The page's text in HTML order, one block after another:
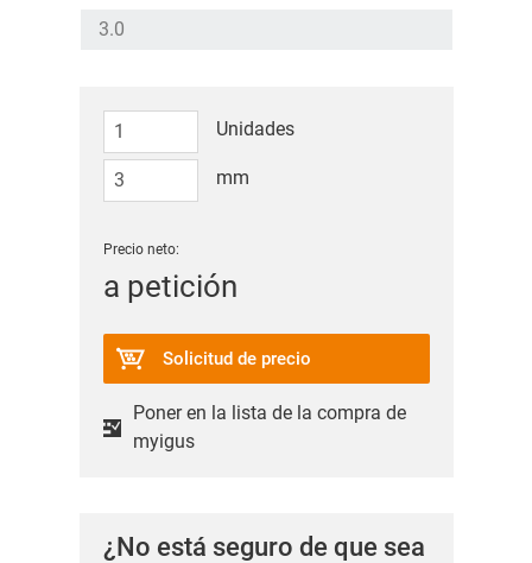
Unidades
mm
Precio neto:
a petición
Solicitud de precio
Poner en la lista de la compra de
myigus
¿No está seguro de que sea